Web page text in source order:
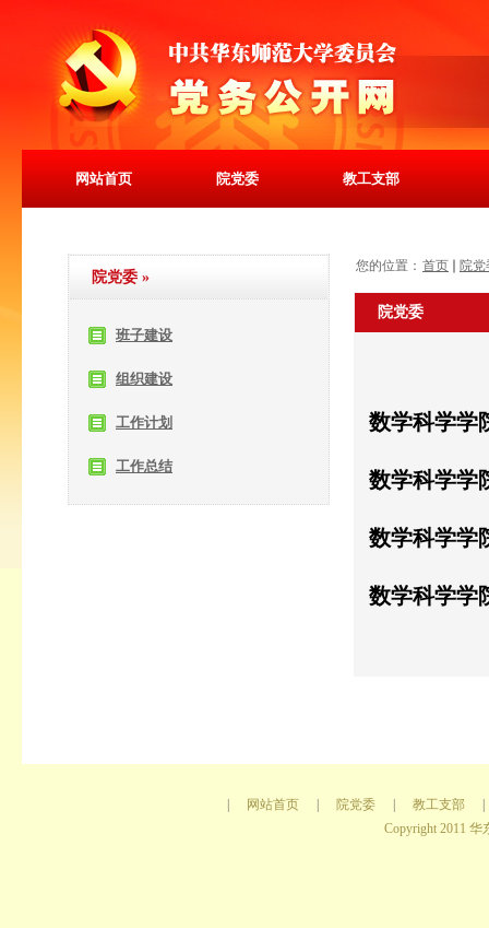
网站首页 院党委 教工支部
院党委 »
班子建设
组织建设
工作计划
工作总结
您的位置： 首页 院党
院党委
数学科学
数学科学
数学科学学
数学科学
网站首页 院党委 教工支部
Copyright 2011 华